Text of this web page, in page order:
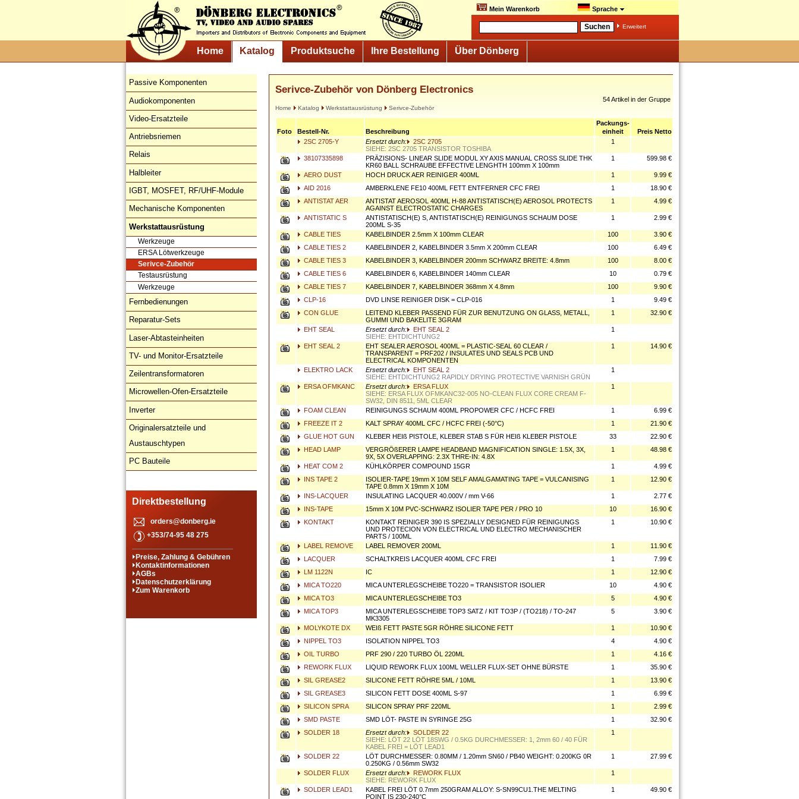
Mein Warenkorb Sprache
Erweitert
Home Katalog Produktsuche Ihre Bestellung Über Dönberg
Passive Komponenten
Audiokomponenten
Video-Ersatzteile
Antriebsriemen
Relais
Halbleiter
IGBT, MOSFET, RF/UHF-Module
Mechanische Komponenten
Werkstattausrüstung
Werkzeuge
ERSA Lötwerkzeuge
Serivce-Zubehör
Testausrüstung
Werkzeuge
Fernbedienungen
Reparatur-Sets
Laser-Abtasteinheiten
TV- und Monitor-Ersatzteile
Zeilentransformatoren
Microwellen-Ofen-Ersatzteile
Inverter
Originalersatzteile und
Austauschtypen
PC Bauteile
Direktbestellung
orders@donberg.ie
+353/74-95 48 275
Preise, Zahlung & Gebühren
Kontaktinformationen
AGBs
Datenschutzerklärung
Zum Warenkorb
Serivce-Zubehör von Dönberg Electronics
Home Katalog Werkstattausrüstung Serivce-Zubehör
54 Artikel in der Gruppe
Foto Bestell-Nr. Beschreibung
Packungs-
einheit
Preis Netto
2SC 2705-Y
Ersetzt durch:
2SC 2705
SIEHE: 2SC 2705 TRANSISTOR TOSHIBA
1
38107335898
PRÄZISIONS- LINEAR SLIDE MODUL XY AXIS MANUAL CROSS SLIDE THK
KR60 BALL SCHRAUBE EFFECTIVE LENGHTH 100mm X 100mm
1 599.98 €
AERO DUST HOCH DRUCK AER REINIGER 400ML 1
9.99 €
AID 2016
AMBERKLENE FE10 400ML FETT ENTFERNER CFC FREI 1
18.90 €
ANTISTAT AER
ANTISTAT AEROSOL 400ML H-88 ANTISTATISCH(E) AEROSOL PROTECTS
AGAINST ELECTROSTATIC CHARGES
1 4.99 €
ANTISTATIC S
ANTISTATISCH(E) S, ANTISTATISCH(E) REINIGUNGS SCHAUM DOSE
200ML S-35
1 2.99 €
CABLE TIES KABELBINDER 2.5mm X 100mm CLEAR 100
3.90 €
CABLE TIES 2
KABELBINDER 2, KABELBINDER 3.5mm X 200mm CLEAR 100
6.49 €
CABLE TIES 3
KABELBINDER 3, KABELBINDER 200mm SCHWARZ BREITE: 4.8mm 100
8.00 €
CABLE TIES 6
KABELBINDER 6, KABELBINDER 140mm CLEAR 10
0.79 €
CABLE TIES 7
KABELBINDER 7, KABELBINDER 368mm X 4.8mm 100
9.90 €
CLP-16
DVD LINSE REINIGER DISK = CLP-016 1
9.49 €
CON GLUE
LEITEND KLEBER PASSEND FÜR ZUR BENUTZUNG ON GLASS, METALL,
GUMMI UND BAKELITE 3GRAM
1 32.90 €
EHT SEAL Ersetzt durch:
EHT SEAL 2
SIEHE: EHTDICHTUNG2
1
EHT SEAL 2
EHT SEALER AEROSOL 400ML = PLASTIC-SEAL 60 CLEAR /
TRANSPARENT = PRF202 / INSULATES UND SEALS PCB UND
ELECTRICAL KOMPONENTEN
1 14.90 €
ELEKTRO LACK Ersetzt durch:
EHT SEAL 2
SIEHE: EHTDICHTUNG2 RAPIDLY DRYING PROTECTIVE VARNISH GRÜN
1
ERSA OFMKANC Ersetzt durch:
ERSA FLUX
SIEHE: ERSA FLUX OFMKANC32-005 NO-CLEAN FLUX CORE CREAM F-
SW32, DIN 8511, 5ML CLEAR
1
FOAM CLEAN REINIGUNGS SCHAUM 400ML PROPOWER CFC / HCFC FREI 1
6.99 €
FREEZE IT 2
KALT SPRAY 400ML CFC / HCFC FREI (-50°C) 1
21.90 €
GLUE HOT GUN
KLEBER HEIß PISTOLE, KLEBER STAB S FÜR HEIß KLEBER PISTOLE 33
22.90 €
HEAD LAMP
VERGRÖßERER LAMPE HEADBAND MAGNIFICATION SINGLE: 1.5X, 3X,
9X, 5X OVERLAPPING: 2.3X THRE-IN: 4.8X
1 48.98 €
HEAT COM 2 KÜHLKÖRPER COMPOUND 15GR 1
4.99 €
INS TAPE 2
ISOLIER-TAPE 19mm X 10M SELF AMALGAMATING TAPE = VULCANISING
TAPE 0.8mm X 19mm X 10M
1 12.90 €
INS-LACQUER INSULATING LACQUER 40.000V / mm V-66 1
2.77 €
INS-TAPE
15mm X 10M PVC-SCHWARZ ISOLIER TAPE PER / PRO 10 10
16.90 €
KONTAKT
KONTAKT REINIGER 390 IS SPEZIALLY DESIGNED FÜR REINIGUNGS
UND PROTECION VON ELECTRICAL UND ELECTRO MECHANISCHER
PARTS / 100ML
1 10.90 €
LABEL REMOVE LABEL REMOVER 200ML 1
11.90 €
LACQUER
SCHALTKREIS LACQUER 400ML CFC FREI 1
7.99 €
LM 1122N
IC 1
12.90 €
MICA TO220
MICA UNTERLEGSCHEIBE TO220 = TRANSISTOR ISOLIER 10
4.90 €
MICA TO3
MICA UNTERLEGSCHEIBE TO3 5
4.90 €
MICA TOP3
MICA UNTERLEGSCHEIBE TOP3 SATZ / KIT TO3P / (TO218) / TO-247
MK3305
5 3.90 €
MOLYKOTE DX WEIß FETT PASTE 5GR RÖHRE SILICONE FETT 1
10.90 €
NIPPEL TO3
ISOLATION NIPPEL TO3 4
4.90 €
OIL TURBO
PRF 290 / 220 TURBO ÖL 220ML 1
4.16 €
REWORK FLUX
LIQUID REWORK FLUX 100ML WELLER FLUX-SET OHNE BÜRSTE 1
35.90 €
SIL GREASE2
SILICONE FETT RÖHRE 5ML / 10ML 1
13.90 €
SIL GREASE3
SILICON FETT DOSE 400ML S-97 1
6.99 €
SILICON SPRA
SILICON SPRAY PRF 220ML 1
2.99 €
SMD PASTE
SMD LÖT- PASTE IN SYRINGE 25G 1
32.90 €
SOLDER 18
Ersetzt durch:
SOLDER 22
SIEHE: LÖT 22 LÖT 18SWG / 0.5KG DURCHMESSER: 1, 2mm 60 / 40 FÜR
KABEL FREI = LÖT LEAD1
1
SOLDER 22
LÖT DURCHMESSER: 0.80MM / 1.20mm SN60 / PB40 WEIGHT: 0.200KG 0R
0.250KG / 0.56mm SW32
1 27.99 €
SOLDER FLUX Ersetzt durch:
REWORK FLUX
SIEHE: REWORK FLUX
1
SOLDER LEAD1
KABEL FREI LÖT 0.7mm 250GRAM ALLOY: S-SN99CU1.THE MELTING
POINT IS 230-240°C
1 49.90 €